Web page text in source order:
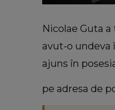
Nicolae Guta
avut-o undeva
ajuns în
pe adresa de